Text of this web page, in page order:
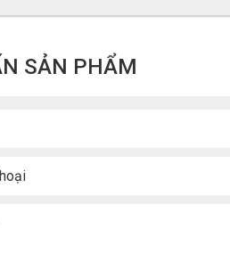
SẢN PHẨM